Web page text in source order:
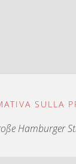
SULLA
Hamburger